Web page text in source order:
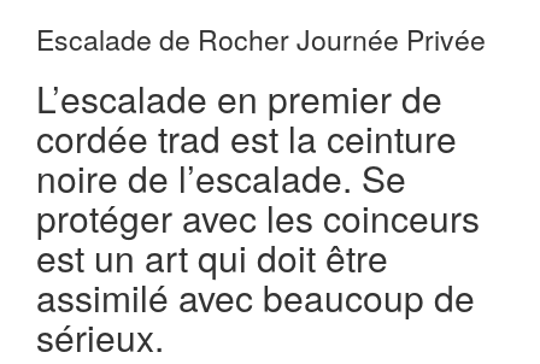
Escalade de Rocher Journée Privée
L’escalade en premier de
cordée trad est la ceinture
noire de l’escalade. Se
protéger avec les coinceurs
est un art qui doit être
assimilé avec beaucoup de
sérieux.